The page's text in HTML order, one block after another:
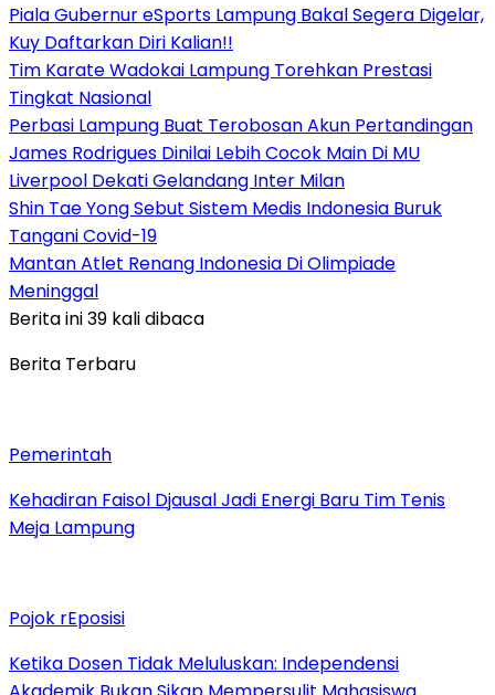
Piala Gubernur eSports Lampung Bakal Segera Digelar,
Kuy Daftarkan Diri Kalian!!
Tim Karate Wadokai Lampung Torehkan Prestasi
Tingkat Nasional
Perbasi Lampung Buat Terobosan Akun Pertandingan
James Rodrigues Dinilai Lebih Cocok Main Di MU
Liverpool Dekati Gelandang Inter Milan
Shin Tae Yong Sebut Sistem Medis Indonesia Buruk
Tangani Covid-19
Mantan Atlet Renang Indonesia Di Olimpiade
Meninggal
Berita ini 39 kali dibaca
Berita Terbaru
Pemerintah
Kehadiran Faisol Djausal Jadi Energi Baru Tim Tenis
Meja Lampung
Pojok rEposisi
Ketika Dosen Tidak Meluluskan: Independensi